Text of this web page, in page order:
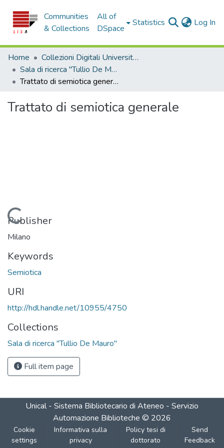
Communities
& Collections
All of
DSpace
Statistics Log In
Home
Collezioni Digitali Università della Calabria
Sala di ricerca "Tullio De Mauro"
Trattato di semiotica generale
Trattato di semiotica generale
Loading...
Publisher
Milano
Keywords
Semiotica
URI
http://hdl.handle.net/10955/4750
Collections
Sala di ricerca "Tullio De Mauro"
Full item page
Unical - Sistema Bibliotecario di Ateneo - Servizio
Automazione Biblioteche © 2026
Cookie
settings
Informativa sulla
privacy
Policy tesi di
dottorato
Send
Feedback